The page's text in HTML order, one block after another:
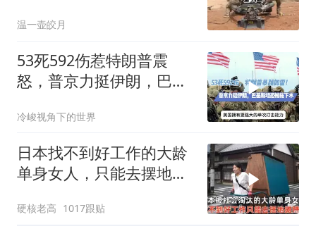
温一壶皎月
53死592伤惹特朗普震
怒，普京力挺伊朗，巴恐
冷峻视角下的世界
日本找不到好工作的大龄
单身女人，只能去摆地
硬核老高 1017跟贴